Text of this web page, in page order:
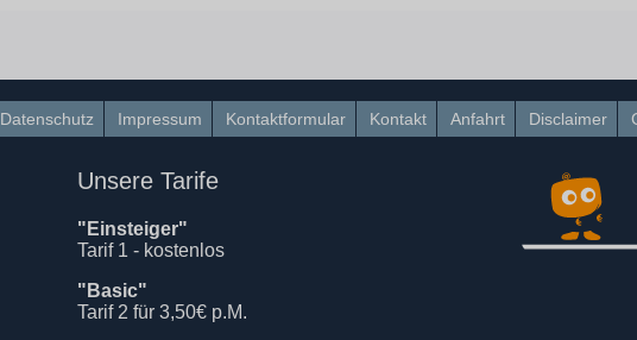
Datenschutz Impressum Kontaktformular Kontakt Anfahrt Disclaimer
Unsere Tarife
"Einsteiger"
Tarif 1 - kostenlos
"Basic"
Tarif 2 für 3,50€ p.M.